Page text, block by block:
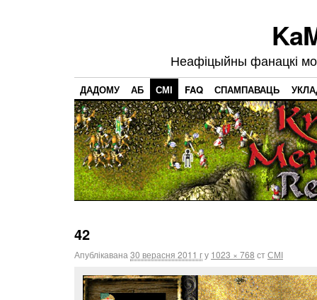
Неафіцыйны фанацкі
ДАДОМУ АБ СМІ FAQ СПАМПАВАЦЬ
42
Апублікавана 30 верасня 2011 гу 1023 × 768 стСМІ